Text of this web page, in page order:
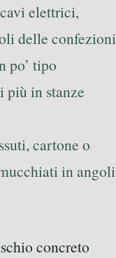
elettrici,
delle confezioni
po’ tipo
più in stanze
cartone o
in angoli
concreto